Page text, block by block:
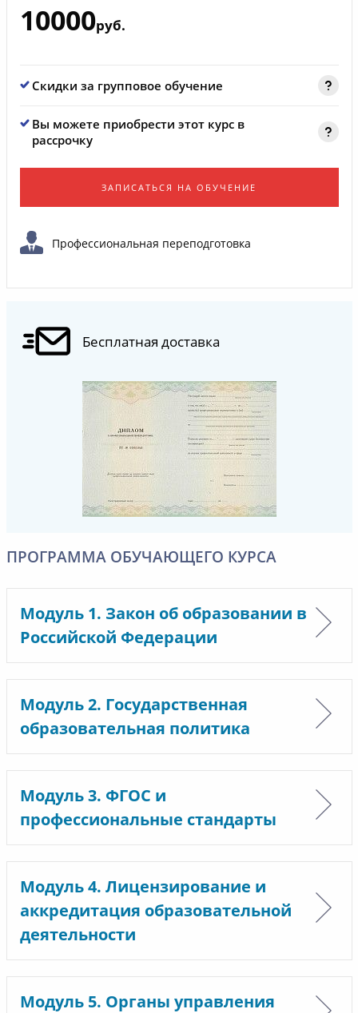
10000руб.
Скидки за групповое обучение
Вы можете приобрести этот курс в
рассрочку
ЗАПИСАТЬСЯ НА ОБУЧЕНИЕ
Профессиональная переподготовка
Бесплатная доставка
ПРОГРАММА ОБУЧАЮЩЕГО КУРСА
Модуль 1. Закон об образовании в
Российской Федерации
Модуль 2. Государственная
образовательная политика
Модуль 3. ФГОС и
профессиональные стандарты
Модуль 4. Лицензирование и
аккредитация образовательной
деятельности
Модуль 5. Органы управления